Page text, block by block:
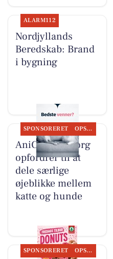
ALARM112
Nordjyllands
Beredskab: Brand
i bygning
SPONSORERET OPSLAGSTAVLEN
AniCura Aalborg
opfordrer til at
dele særlige
øjeblikke mellem
katte og hunde
SPONSORERET OPSLAGSTAVLEN